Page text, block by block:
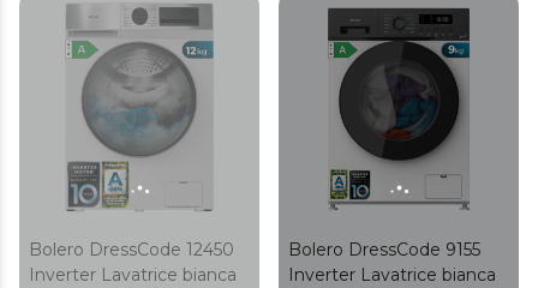
Drum Clean, Allergy Care,
Pearl Drum, Delay Start,
Función Silence, Stop&Go
e Kid Lock.
Drum Clean, Allergy Care,
Pearl Drum, Delay Start,
Función Silence, Stop&Go
e Kid Lock.
Bolero DressCode 12450
Inverter Lavatrice bianca
Bolero DressCode 9155
Inverter Lavatrice bianca